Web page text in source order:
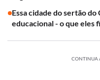
Essa cidade do sertão do
educacional - o que eles
CONTINUA